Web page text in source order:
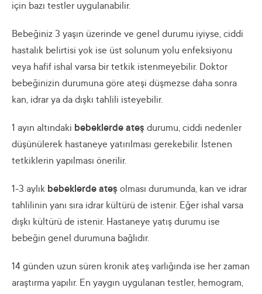
için bazı testler uygulanabilir.
Bebeğiniz 3 yaşın üzerinde ve genel durumu iyiyse, ciddi
hastalık belirtisi yok ise üst solunum yolu enfeksiyonu
veya hafif ishal varsa bir tetkik istenmeyebilir. Doktor
bebeğinizin durumuna göre ateşi düşmezse daha sonra
kan, idrar ya da dışkı tahlili isteyebilir.
1 ayın altındaki bebeklerde ateş durumu, ciddi nedenler
düşünülerek hastaneye yatırılması gerekebilir. İstenen
tetkiklerin yapılması önerilir.
1-3 aylık bebeklerde ateş olması durumunda, kan ve idrar
tahlilinin yanı sıra idrar kültürü de istenir. Eğer ishal varsa
dışkı kültürü de istenir. Hastaneye yatış durumu ise
bebeğin genel durumuna bağlıdır.
14 günden uzun süren kronik ateş varlığında ise her zaman
araştırma yapılır. En yaygın uygulanan testler, hemogram,